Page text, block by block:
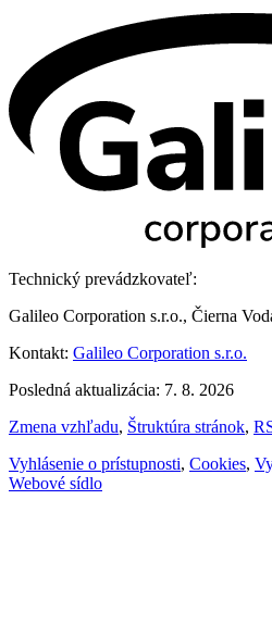
Technický prevádzkovateľ:
Galileo Corporation s.r.o., Čierna
Kontakt: Galileo Corporation s.r.o.
Posledná aktualizácia: 7. 8. 2026
Zmena vzhľadu, Štruktúra stránok,
Vyhlásenie o prístupnosti, Cookies,
Webové sídlo